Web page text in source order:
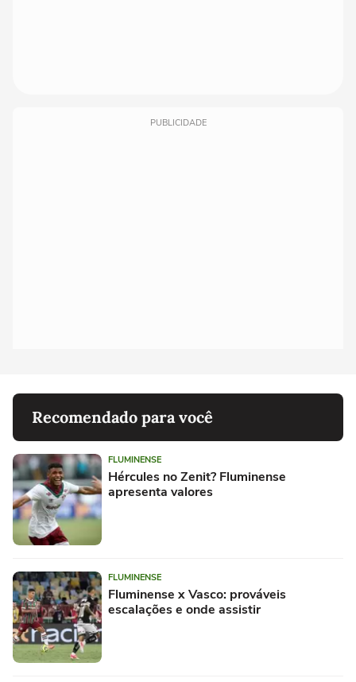
PUBLICIDADE
Recomendado para você
FLUMINENSE
Hércules no Zenit? Fluminense
apresenta valores
FLUMINENSE
Fluminense x Vasco: prováveis
escalações e onde assistir